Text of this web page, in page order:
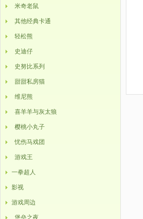
米奇老鼠
其他经典卡通
轻松熊
史迪仔
史努比系列
甜甜私房猫
维尼熊
喜羊羊与灰太狼
樱桃小丸子
忧伤马戏团
游戏王
一拳超人
影视
游戏周边
堡垒之夜